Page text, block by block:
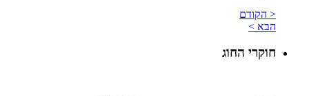
< הקודם
הבא >
חוקרי החוג